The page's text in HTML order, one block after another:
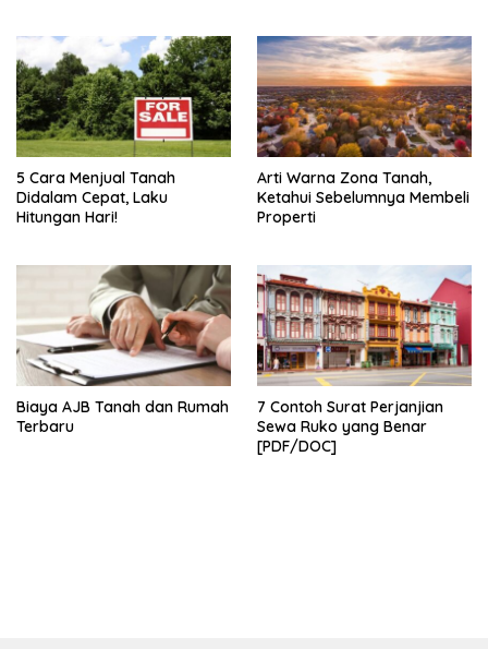
5 Cara Menjual Tanah
Didalam Cepat, Laku
Hitungan Hari!
Arti Warna Zona Tanah,
Ketahui Sebelumnya Membeli
Properti
Biaya AJB Tanah dan Rumah
Terbaru
7 Contoh Surat Perjanjian
Sewa Ruko yang Benar
[PDF/DOC]